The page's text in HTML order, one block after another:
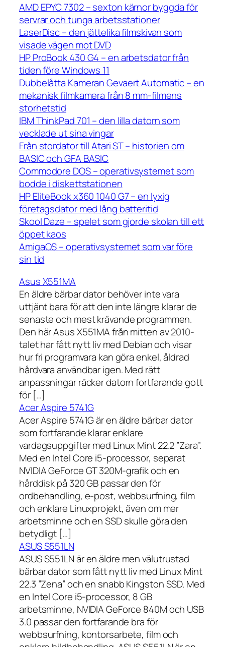
AMD EPYC 7302 – sexton kärnor byggda för
servrar och tunga arbetsstationer
LaserDisc – den jättelika filmskivan som
visade vägen mot DVD
HP ProBook 430 G4 – en arbetsdator från
tiden före Windows 11
Dubbelåtta Kameran Gevaert Automatic – en
mekanisk filmkamera från 8 mm-filmens
storhetstid
IBM ThinkPad 701 – den lilla datorn som
vecklade ut sina vingar
Från stordator till Atari ST – historien om
BASIC och GFA BASIC
Commodore DOS – operativsystemet som
bodde i diskettstationen
HP EliteBook x360 1040 G7 – en lyxig
företagsdator med lång batteritid
Skool Daze – spelet som gjorde skolan till ett
öppet kaos
AmigaOS – operativsystemet som var före
sin tid
Asus X551MA
En äldre bärbar dator behöver inte vara
uttjänt bara för att den inte längre klarar de
senaste och mest krävande programmen.
Den här Asus X551MA från mitten av 2010-
talet har fått nytt liv med Debian och visar
hur fri programvara kan göra enkel, åldrad
hårdvara användbar igen. Med rätt
anpassningar räcker datorn fortfarande gott
för […]
Acer Aspire 5741G
Acer Aspire 5741G är en äldre bärbar dator
som fortfarande klarar enklare
vardagsuppgifter med Linux Mint 22.2 ”Zara”.
Med en Intel Core i5-processor, separat
NVIDIA GeForce GT 320M-grafik och en
hårddisk på 320 GB passar den för
ordbehandling, e-post, webbsurfning, film
och enklare Linuxprojekt, även om mer
arbetsminne och en SSD skulle göra den
betydligt […]
ASUS S551LN
ASUS S551LN är en äldre men välutrustad
bärbar dator som fått nytt liv med Linux Mint
22.3 ”Zena” och en snabb Kingston SSD. Med
en Intel Core i5-processor, 8 GB
arbetsminne, NVIDIA GeForce 840M och USB
3.0 passar den fortfarande bra för
webbsurfning, kontorsarbete, film och